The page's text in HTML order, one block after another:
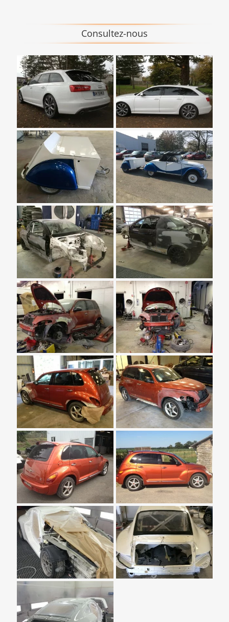
Consultez-nous